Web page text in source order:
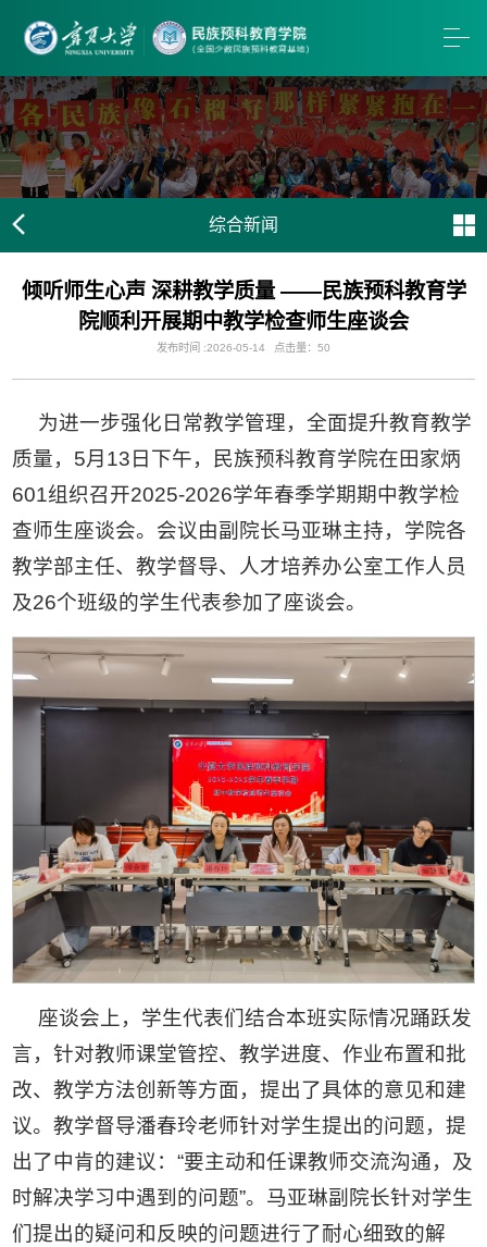
综合新闻
倾听师生心声 深耕教学质量 ——民族预科教育学
院顺利开展期中教学检查师生座谈会
发布时间 :2026-05-14 点击量： 50
为进一步强化日常教学管理，全面提升教育教学
质量，5月13日下午，民族预科教育学院在田家炳
601组织召开2025-2026学年春季学期期中教学检
查师生座谈会。会议由副院长马亚琳主持，学院各
教学部主任、教学督导、人才培养办公室工作人员
及26个班级的学生代表参加了座谈会。
座谈会上，学生代表们结合本班实际情况踊跃发
言，针对教师课堂管控、教学进度、作业布置和批
改、教学方法创新等方面，提出了具体的意见和建
议。教学督导潘春玲老师针对学生提出的问题，提
出了中肯的建议：“要主动和任课教师交流沟通，及
时解决学习中遇到的问题”。马亚琳副院长针对学生
们提出的疑问和反映的问题进行了耐心细致的解